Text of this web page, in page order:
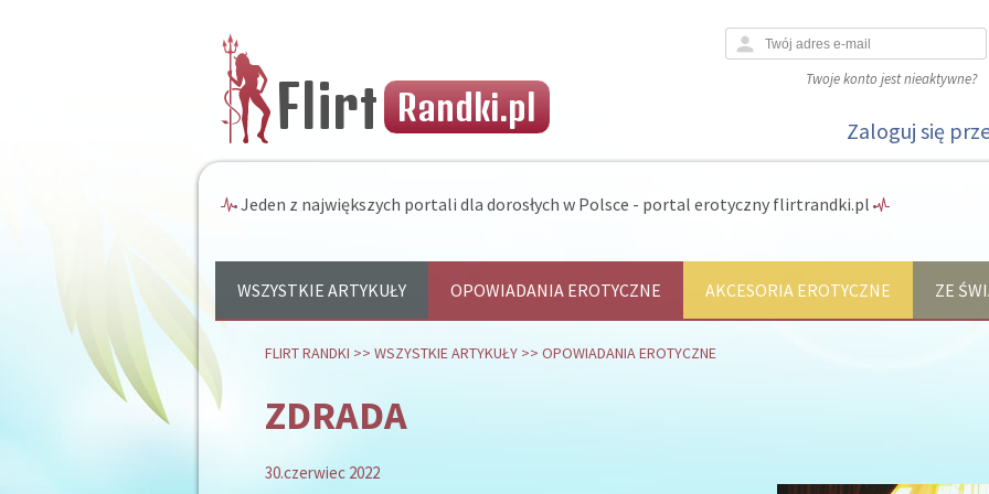
Flirt Randki.pl
person
Twoje konto jest nieaktywne?
Zaloguj się
Jeden z największych portali dla dorosłych w Polsce - portal erotyczny flirtrandki.pl
WSZYSTKIE ARTYKUŁY OPOWIADANIA EROTYCZNE AKCESORIA EROTYCZNE ZE
FLIRT RANDKI >> WSZYSTKIE ARTYKUŁY >> OPOWIADANIA EROTYCZNE
ZDRADA
30.czerwiec 2022